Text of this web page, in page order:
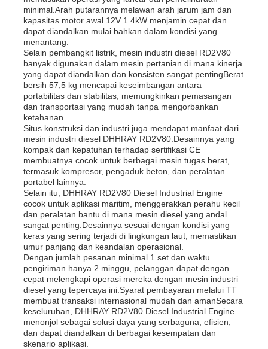
minimal.Arah putarannya melawan arah jarum jam dan
kapasitas motor awal 12V 1.4kW menjamin cepat dan
dapat diandalkan mulai bahkan dalam kondisi yang
menantang.
Selain pembangkit listrik, mesin industri diesel RD2V80
banyak digunakan dalam mesin pertanian.di mana kinerja
yang dapat diandalkan dan konsisten sangat pentingBerat
bersih 57,5 kg mencapai keseimbangan antara
portabilitas dan stabilitas, memungkinkan pemasangan
dan transportasi yang mudah tanpa mengorbankan
ketahanan.
Situs konstruksi dan industri juga mendapat manfaat dari
mesin industri diesel DHHRAY RD2V80.Desainnya yang
kompak dan kepatuhan terhadap sertifikasi CE
membuatnya cocok untuk berbagai mesin tugas berat,
termasuk kompresor, pengaduk beton, dan peralatan
portabel lainnya.
Selain itu, DHHRAY RD2V80 Diesel Industrial Engine
cocok untuk aplikasi maritim, menggerakkan perahu kecil
dan peralatan bantu di mana mesin diesel yang andal
sangat penting.Desainnya sesuai dengan kondisi yang
keras yang sering terjadi di lingkungan laut, memastikan
umur panjang dan keandalan operasional.
Dengan jumlah pesanan minimal 1 set dan waktu
pengiriman hanya 2 minggu, pelanggan dapat dengan
cepat melengkapi operasi mereka dengan mesin industri
diesel yang tepercaya ini.Syarat pembayaran melalui TT
membuat transaksi internasional mudah dan amanSecara
keseluruhan, DHHRAY RD2V80 Diesel Industrial Engine
menonjol sebagai solusi daya yang serbaguna, efisien,
dan dapat diandalkan di berbagai kesempatan dan
skenario aplikasi.